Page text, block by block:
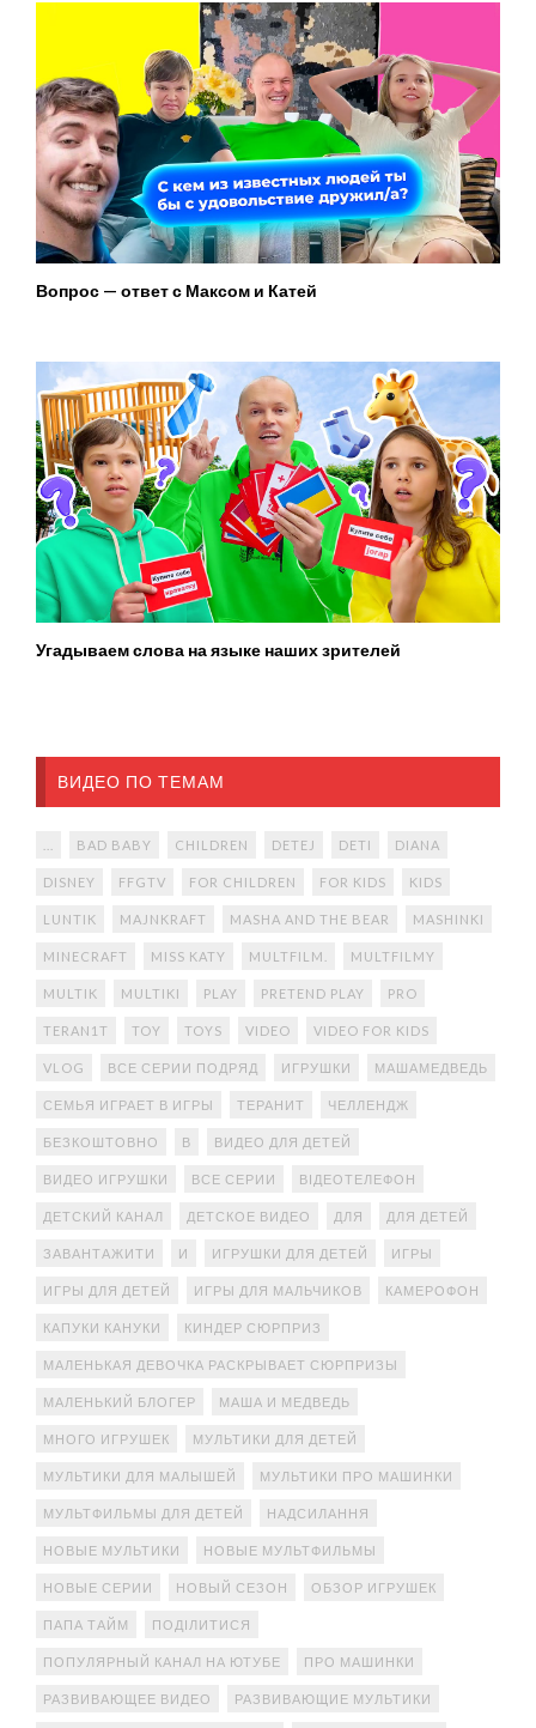
Вопрос — ответ с Максом и Катей
Угадываем слова на языке наших зрителей
ВИДЕО ПО ТЕМАМ
BAD BABY CHILDREN DETEJ DETI DIANA
DISNEY FFGTV FOR CHILDREN FOR KIDS KIDS
LUNTIK MAJNKRAFT MASHA AND THE BEAR MASHINKI
MINECRAFT MISS KATY MULTFILM. MULTFILMY
MULTIK MULTIKI PLAY PRETEND PLAY PRO
TERAN1T TOY TOYS VIDEO VIDEO FOR KIDS
VLOG ВСЕ СЕРИИ ПОДРЯД ИГРУШКИ МАШАМЕДВЕДЬ
СЕМЬЯ ИГРАЕТ В ИГРЫ ТЕРАНИТ ЧЕЛЛЕНДЖ
БЕЗКОШТОВНО В ВИДЕО ДЛЯ ДЕТЕЙ
ВИДЕО ИГРУШКИ ВСЕ СЕРИИ ВІДЕОТЕЛЕФОН
ДЕТСКИЙ КАНАЛ ДЕТСКОЕ ВИДЕО ДЛЯ ДЛЯ ДЕТЕЙ
ЗАВАНТАЖИТИ И ИГРУШКИ ДЛЯ ДЕТЕЙ ИГРЫ
ИГРЫ ДЛЯ ДЕТЕЙ ИГРЫ ДЛЯ МАЛЬЧИКОВ КАМЕРОФОН
КАПУКИ КАНУКИ КИНДЕР СЮРПРИЗ
МАЛЕНЬКАЯ ДЕВОЧКА РАСКРЫВАЕТ СЮРПРИЗЫ
МАЛЕНЬКИЙ БЛОГЕР МАША И МЕДВЕДЬ
МНОГО ИГРУШЕК МУЛЬТИКИ ДЛЯ ДЕТЕЙ
МУЛЬТИКИ ДЛЯ МАЛЫШЕЙ МУЛЬТИКИ ПРО МАШИНКИ
МУЛЬТФИЛЬМЫ ДЛЯ ДЕТЕЙ НАДСИЛАННЯ
НОВЫЕ МУЛЬТИКИ НОВЫЕ МУЛЬТФИЛЬМЫ
НОВЫЕ СЕРИИ НОВЫЙ СЕЗОН ОБЗОР ИГРУШЕК
ПАПА ТАЙМ ПОДІЛИТИСЯ
ПОПУЛЯРНЫЙ КАНАЛ НА ЮТУБЕ ПРО МАШИНКИ
РАЗВИВАЮЩЕЕ ВИДЕО РАЗВИВАЮЩИЕ МУЛЬТИКИ